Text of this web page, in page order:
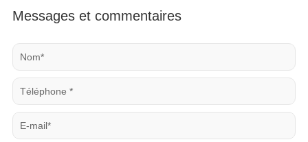
Messages et commentaires